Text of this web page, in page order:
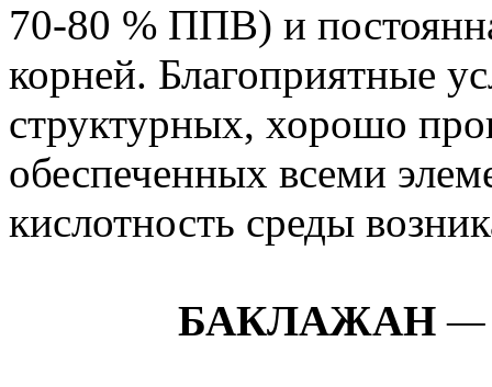
70-80 % ППВ) и
корней. Благоприятные
структурных, хорошо
обеспеченных всеми
кислотность среды
БАКЛАЖАН —